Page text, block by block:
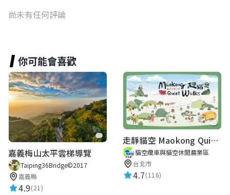
尚未有任何評論
你可能會喜歡
嘉義梅山太平雲梯導覽
Taiping36Bridge©2017
嘉義縣
4.9(21)
走靜貓空 Maokong Quiet Walks
貓空纜車與貓空休閒農業區
台北市
4.7(116)